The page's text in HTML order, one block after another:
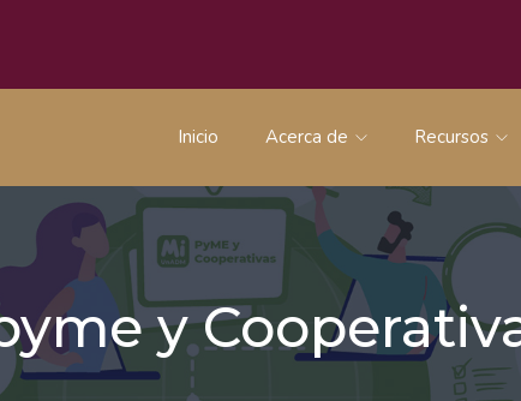
Inicio Acerca de Recursos
y